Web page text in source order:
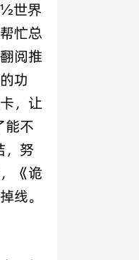
½世界
忙总
阅推
功
，让
能不
，努
《诡
线。